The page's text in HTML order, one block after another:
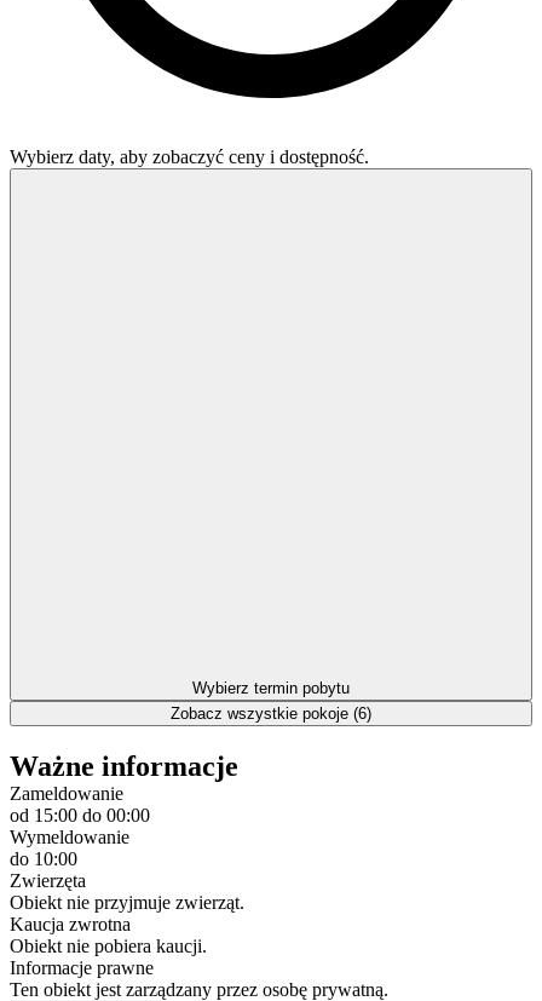
Wybierz daty, aby zobaczyć ceny i dostępność.
Wybierz termin pobytu
Zobacz wszystkie pokoje (6)
Ważne informacje
Zameldowanie
od 15:00 do 00:00
Wymeldowanie
do 10:00
Zwierzęta
Obiekt nie przyjmuje zwierząt.
Kaucja zwrotna
Obiekt nie pobiera kaucji.
Informacje prawne
Ten obiekt jest zarządzany przez osobę prywatną.